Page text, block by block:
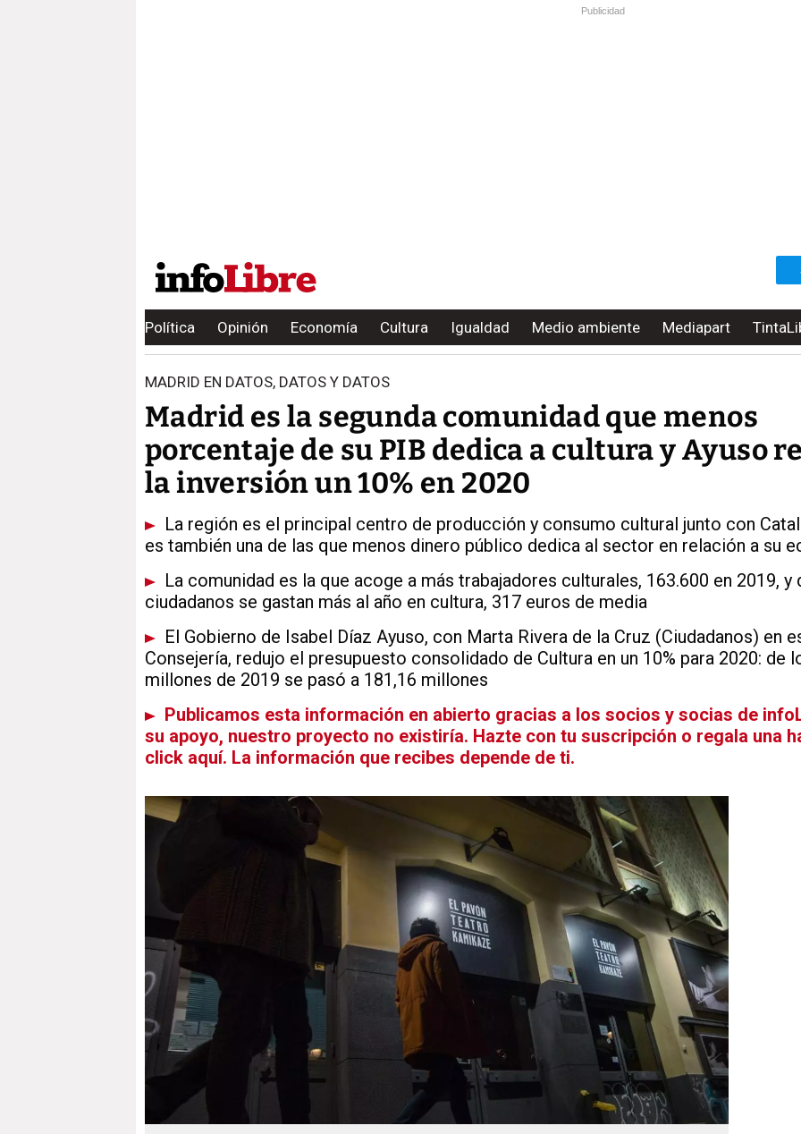
Publicidad
Política Opinión Economía Cultura Igualdad Medio ambiente Mediapart
MADRID EN DATOS, DATOS Y DATOS
Madrid es la segunda comunidad que menos
porcentaje de su PIB dedica a cultura y Ayuso
la inversión un 10% en 2020
La región es el principal centro de producción y consumo cultural junto con
es también una de las que menos dinero público dedica al sector en relación a su
La comunidad es la que acoge a más trabajadores culturales, 163.600 en 2019, y
ciudadanos se gastan más al año en cultura, 317 euros de media
El Gobierno de Isabel Díaz Ayuso, con Marta Rivera de la Cruz (Ciudadanos) en
Consejería, redujo el presupuesto consolidado de Cultura en un 10% para 2020: de
millones de 2019 se pasó a 181,16 millones
Publicamos esta información en abierto gracias a los socios y socias de
su apoyo, nuestro proyecto no existiría. Hazte con tu suscripción o regala una
click aquí. La información que recibes depende de ti.